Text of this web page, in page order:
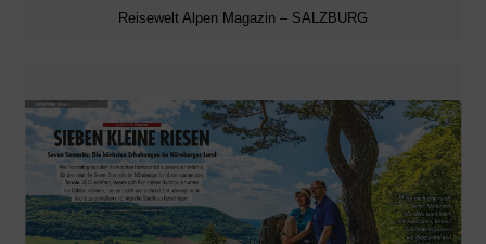
Reisewelt Alpen Magazin – SALZBURG